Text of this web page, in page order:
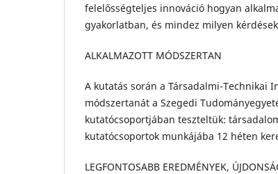
felelősségteljes innováció hogyan
gyakorlatban, és mindez milyen
ALKALMAZOTT MÓDSZERTAN
A kutatás során a Társadalmi-Technikai
módszertanát a Szegedi
kutatócsoportjában teszteltük:
kutatócsoportok munkájába 12 héten
LEGFONTOSABB EREDMÉNYEK,